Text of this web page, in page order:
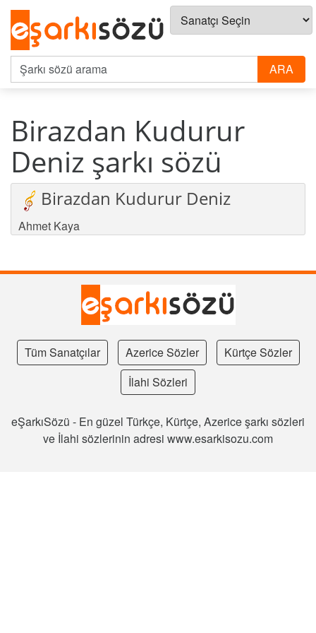
Birazdan Kudurur
Deniz şarkı sözü
Birazdan Kudurur Deniz
Ahmet Kaya
Tüm Sanatçılar Azerice Sözler
Kürtçe Sözler
İlahi Sözleri
eŞarkıSözü - En güzel Türkçe, Kürtçe, Azerice şarkı sözleri
ve İlahi sözlerinin adresi www.esarkisozu.com